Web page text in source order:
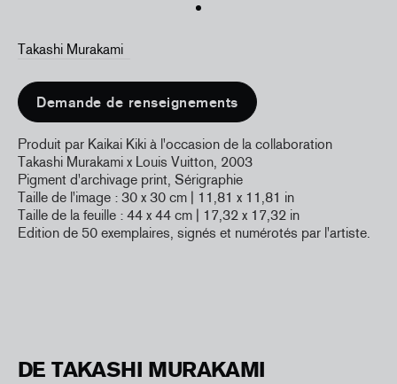
Takashi Murakami
Demande de renseignements
Produit par Kaikai Kiki à l'occasion de la collaboration
Takashi Murakami x Louis Vuitton, 2003
Pigment d'archivage print, Sérigraphie
Taille de l'image : 30 x 30 cm | 11,81 x 11,81 in
Taille de la feuille : 44 x 44 cm | 17,32 x 17,32 in
Edition de 50 exemplaires, signés et numérotés par l'artiste.
DE TAKASHI MURAKAMI